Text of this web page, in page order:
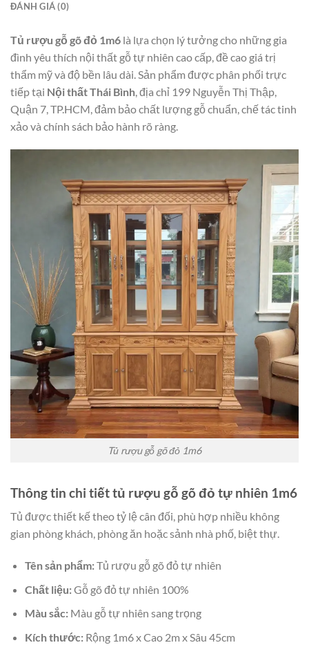
ĐÁNH GIÁ (0)
Tủ rượu gỗ gõ đỏ 1m6 là lựa chọn lý tưởng cho những gia
đình yêu thích nội thất gỗ tự nhiên cao cấp, đề cao giá trị
thẩm mỹ và độ bền lâu dài. Sản phẩm được phân phối trực
tiếp tại Nội thất Thái Bình, địa chỉ 199 Nguyễn Thị Thập,
Quận 7, TP.HCM, đảm bảo chất lượng gỗ chuẩn, chế tác tinh
xảo và chính sách bảo hành rõ ràng.
Tủ rượu gỗ gõ đỏ 1m6
Thông tin chi tiết tủ rượu gỗ gõ đỏ tự nhiên 1m6
Tủ được thiết kế theo tỷ lệ cân đối, phù hợp nhiều không
gian phòng khách, phòng ăn hoặc sảnh nhà phố, biệt thự.
Tên sản phẩm:Tủ rượu gỗ gõ đỏ tự nhiên
Chất liệu:Gỗ gõ đỏ tự nhiên 100%
Màu sắc:Màu gỗ tự nhiên sang trọng
Kích thước:Rộng 1m6 x Cao 2m x Sâu 45cm